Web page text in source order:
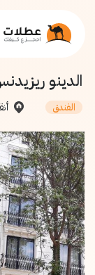
الدينو
الفندق